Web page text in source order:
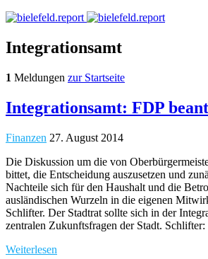
Integrationsamt
1 Meldungen zur Startseite
Integrationsamt: FDP
Finanzen 27. August 2014
Die Diskussion um die von
bittet, die Entscheidung auszusetzen und
Nachteile sich für den Haushalt und die
ausländischen Wurzeln in die eigenen
Schlifter. Der Stadtrat sollte sich in der
zentralen Zukunftsfragen der Stadt.
Weiterlesen